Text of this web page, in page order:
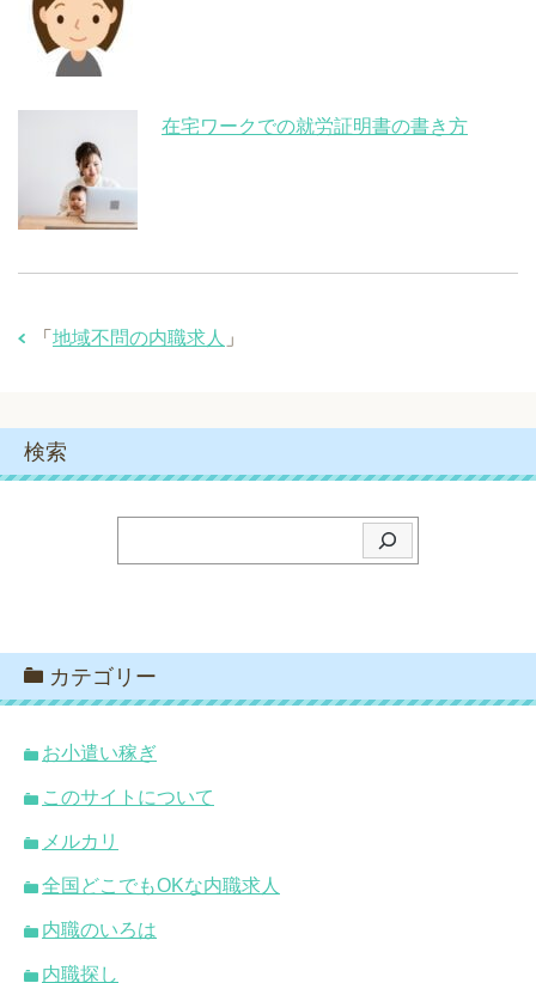
在宅ワークでの就労証明書の書き方
「 地域不問の内職求人 」
検索
カテゴリー
お小遣い稼ぎ
このサイトについて
メルカリ
全国どこでもOKな内職求人
内職のいろは
内職探し